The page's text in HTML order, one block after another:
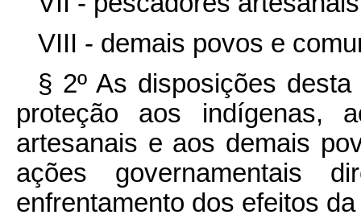
VIII - demais povos e
§ 2º As disposições
proteção aos indígenas,
artesanais e aos demais
ações governamentais
enfrentamento dos efeitos